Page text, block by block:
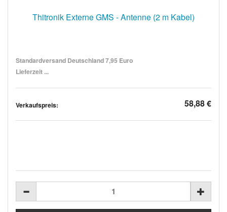
Thitronik Externe GMS - Antenne (2 m Kabel)
Standardversand Deutschland 7,95 Euro
Lieferzeit ...
Verkaufspreis: 58,88 €